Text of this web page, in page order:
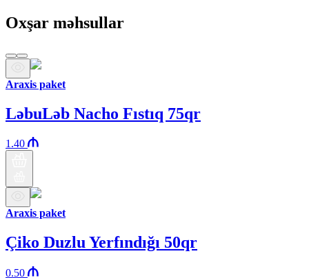
Oxşar məhsullar
Araxis paket
LəbuLəb Nacho Fıstıq 75qr
1.40
Araxis paket
Çiko Duzlu Yerfındığı 50qr
0.50